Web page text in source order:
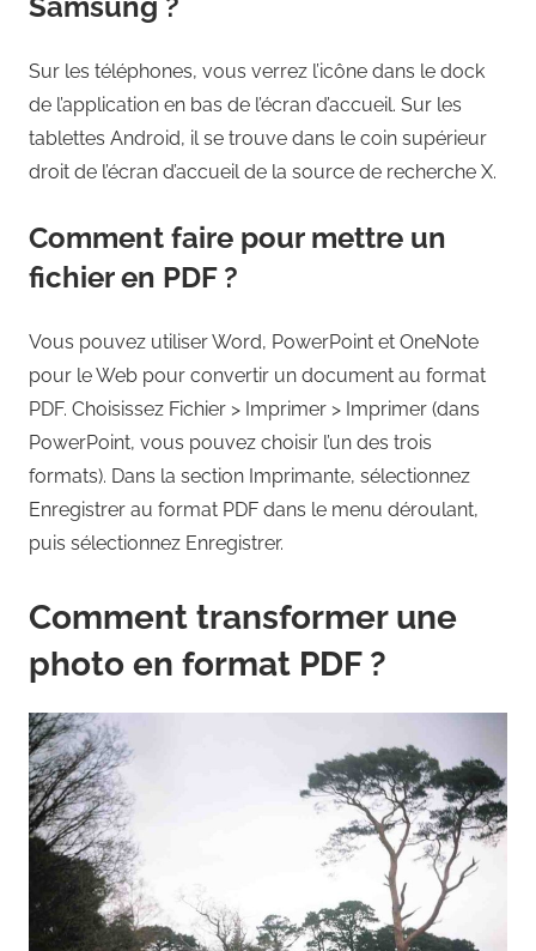
Samsung ?
Sur les téléphones, vous verrez l’icône dans le dock
de l’application en bas de l’écran d’accueil. Sur les
tablettes Android, il se trouve dans le coin supérieur
droit de l’écran d’accueil de la source de recherche X.
Comment faire pour mettre un
fichier en PDF ?
Vous pouvez utiliser Word, PowerPoint et OneNote
pour le Web pour convertir un document au format
PDF. Choisissez Fichier > Imprimer > Imprimer (dans
PowerPoint, vous pouvez choisir l’un des trois
formats). Dans la section Imprimante, sélectionnez
Enregistrer au format PDF dans le menu déroulant,
puis sélectionnez Enregistrer.
Comment transformer une
photo en format PDF ?